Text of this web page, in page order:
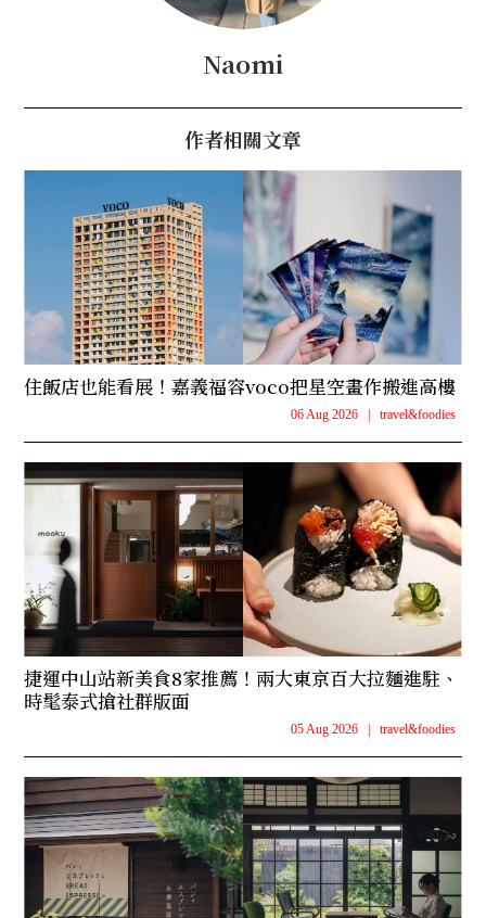
Naomi
作者相關文章
住飯店也能看展！嘉義福容voco把星空畫作搬進高樓
06 Aug 2026 travel&foodies
捷運中山站新美食8家推薦！兩大東京百大拉麵進駐、
時髦泰式搶社群版面
05 Aug 2026 travel&foodies